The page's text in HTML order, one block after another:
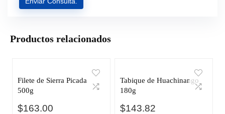
Productos relacionados
Filete de Sierra Picada
500g
$163.00
Tabique de Huachinango
180g
$143.82